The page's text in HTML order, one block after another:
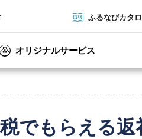
ふるなびカタ
オリジナルサービス
でもらえる返